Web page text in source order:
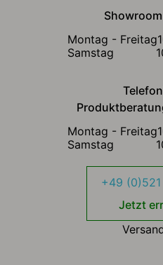
Montag - Freitag
Samstag
Montag - Freitag
Samstag
+49
Jetzt